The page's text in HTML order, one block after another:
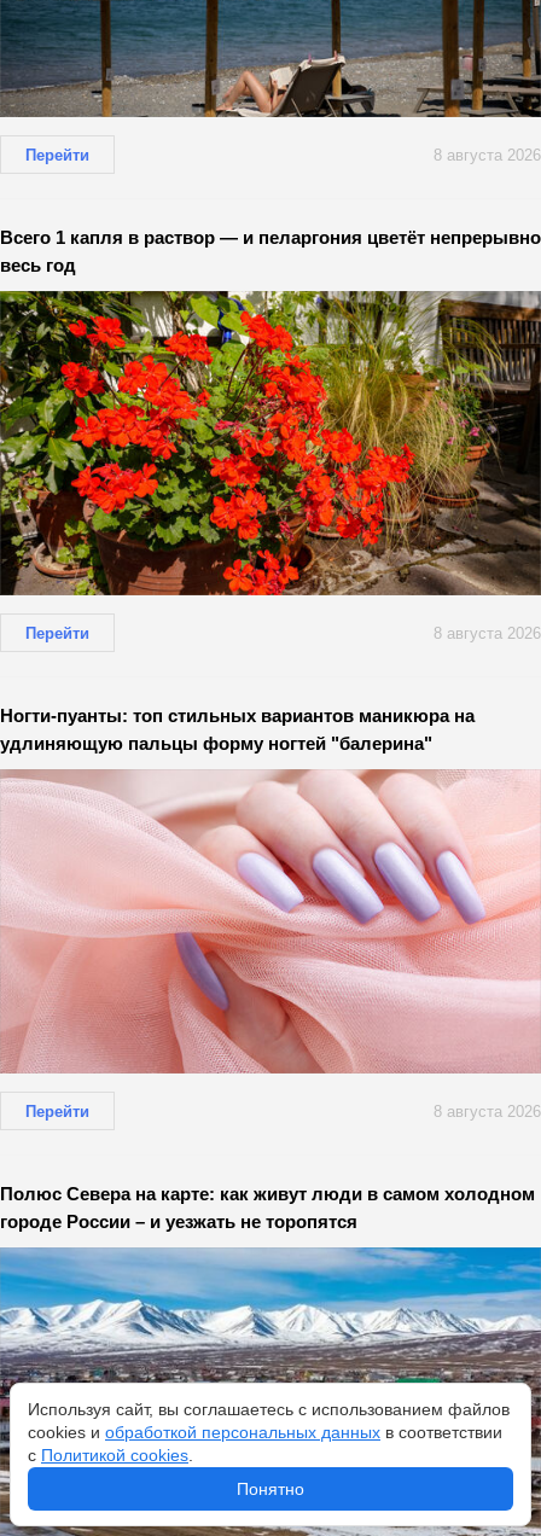
Перейти 8 августа 2026
Всего 1 капля в раствор — и пеларгония цветёт непрерывно
весь год
Перейти 8 августа 2026
Ногти-пуанты: топ стильных вариантов маникюра на
удлиняющую пальцы форму ногтей "балерина"
Перейти 8 августа 2026
Полюс Севера на карте: как живут люди в самом холодном
городе России – и уезжать не торопятся
Используя сайт, вы соглашаетесь с использованием файлов
cookies и обработкой персональных данных в соответствии
с Политикой cookies
Понятно